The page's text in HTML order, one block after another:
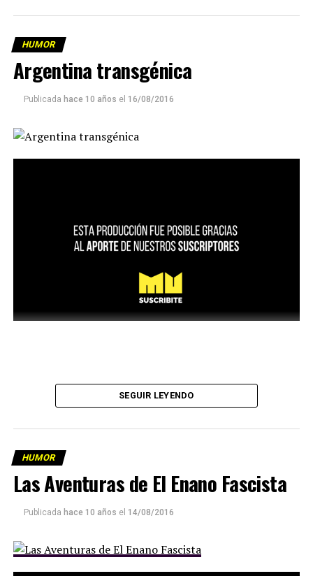
HUMOR
Argentina transgénica
Publicada hace 10 años el 16/08/2016
SEGUIR LEYENDO
HUMOR
Las Aventuras de El Enano Fascista
Publicada hace 10 años el 14/08/2016